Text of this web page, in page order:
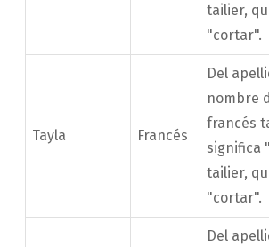
tailier,
"cortar".
Tayla Francés
Del
nombre
francés
significa
tailier,
"cortar".
Del